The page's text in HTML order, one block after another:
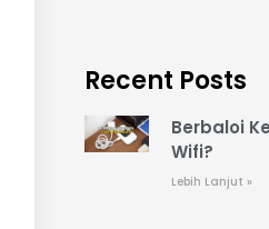
Recent Posts
Berbaloi
Wifi?
Lebih Lanjut »